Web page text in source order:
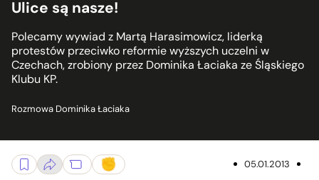
Ulice są nasze!
Polecamy wywiad z Martą Harasimowicz, liderką
protestów przeciwko reformie wyższych uczelni w
Czechach, zrobiony przez Dominika Łaciaka ze Śląskiego
Klubu KP.
Rozmowa Dominika Łaciaka
05.01.2013